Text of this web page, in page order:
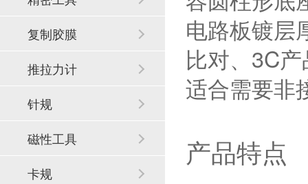
电路板镀层
比对、3C
适合需要非
产品特点
复制胶膜
推拉力计
针规
磁性工具
卡规